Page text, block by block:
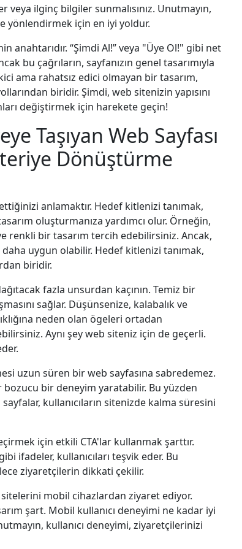
ilginç bilgiler sunmalısınız. Unutmayın,
yönlendirmek için en iyi yoldur.
anahtarıdır. “Şimdi Al!” veya "Üye Ol!" gibi net
bu çağrıların, sayfanızın genel tasarımıyla
ama rahatsız edici olmayan bir tasarım,
biridir. Şimdi, web sitenizin yapısını
değiştirmek için harekete geçin!
Taşıyan Web Sayfası
Dönüştürme
anlamaktır. Hedef kitlenizi tanımak,
oluşturmanıza yardımcı olur. Örneğin,
renkli bir tasarım tercih edebilirsiniz. Ancak,
uygun olabilir. Hedef kitlenizi tanımak,
biridir.
fazla unsurdan kaçının. Temiz bir
sağlar. Düşünsenize, kalabalık ve
neden olan ögeleri ortadan
Aynı şey web siteniz için de geçerli.
uzun süren bir web sayfasına sabredemez.
bozucu bir deneyim yaratabilir. Bu yüzden
kullanıcıların sitenizde kalma süresini
için etkili CTA'lar kullanmak şarttır.
ifadeler, kullanıcıları teşvik eder. Bu
ziyaretçilerin dikkati çekilir.
mobil cihazlardan ziyaret ediyor.
şart. Mobil kullanıcı deneyimi ne kadar iyi
kullanıcı deneyimi, ziyaretçilerinizi